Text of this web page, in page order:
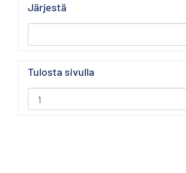
Järjestä
Tulosta sivulla